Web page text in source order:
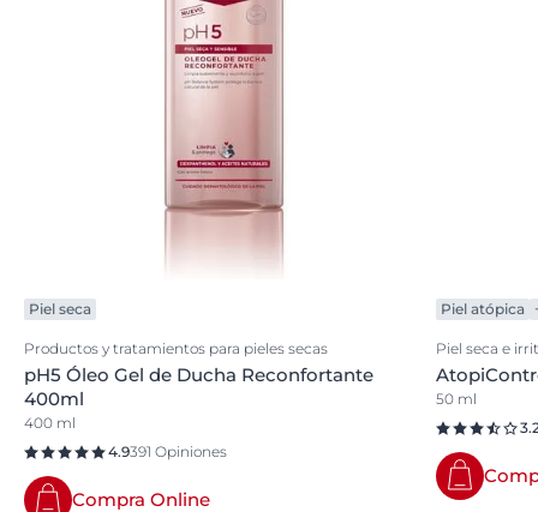
Piel seca
Productos y tratamientos para pieles secas
pH5 Óleo Gel de Ducha Reconfortante
400ml
400 ml
4.9391 Opiniones
Compra Online
Piel atópica
Piel seca e
50 ml